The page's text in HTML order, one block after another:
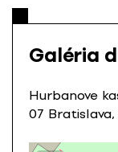
Galéria
Hurbanove
07 Bratislava,